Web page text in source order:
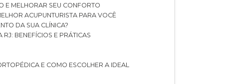
E MELHORAR SEU CONFORTO
ACUPUNTURISTA PARA VOCÊ
DA SUA CLÍNICA?
RJ: BENEFÍCIOS E PRÁTICAS
E COMO ESCOLHER A IDEAL